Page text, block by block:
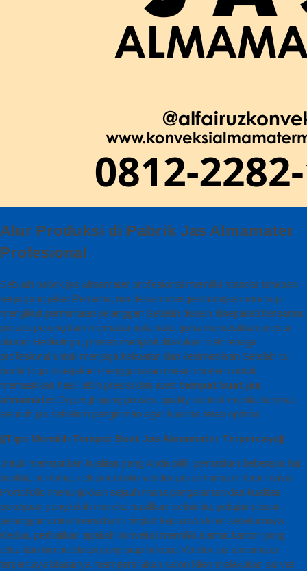
Alur Produksi di Pabrik Jas Almamater
Profesional
Sebuah pabrik jas almamater profesional memiliki standar tahapan
kerja yang jelas Pertama, tim desain mengembangkan mockup
mengikuti permintaan pelanggan Setelah desain disepakati bersama,
proses potong kain memakai pola baku guna memastikan presisi
ukuran Berikutnya, proses menjahit dilakukan oleh tenaga
profesional untuk menjaga kekuatan dan kesimetrisan Setelah itu,
bordir logo dikerjakan menggunakan mesin modern untuk
memastikan hasil lebih presisi dan awet tempat buat jas
almamater Di penghujung proses, quality control menilai kembali
seluruh jas sebelum pengiriman agar kualitas tetap optimal
||Tips Memilih Tempat Buat Jas Almamater Terpercaya||
Untuk memastikan kualitas yang Anda pilih, perhatikan beberapa hal
berikut, pertama, cek portofolio vendor jas almamater terpercaya
Portofolio menunjukkan sejauh mana pengalaman dan kualitas
pekerjaan yang telah mereka hasilkan, selain itu, pelajari ulasan
pelanggan untuk memahami tingkat kepuasan klien sebelumnya
Kedua, perhatikan apakah konveksi memiliki alamat kantor yang
jelas dan tim produksi yang siap bekerja Vendor jas almamater
terpercaya biasanya mempersilakan calon klien melakukan survei